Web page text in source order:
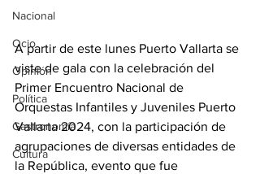
Nacional
Ocio
Opinión
Política
Gastronomía
Cultura
A partir de este lunes Puerto Vallarta se
viste de gala con la celebración del
Primer Encuentro Nacional de
Orquestas Infantiles y Juveniles Puerto
Vallarta 2024, con la participación de
agrupaciones de diversas entidades de
la República, evento que fue